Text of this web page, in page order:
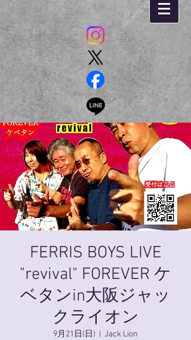
FERRIS BOYS LIVE
"revival" FOREVER ケ
ベタンin大阪ジャッ
クライオン
9月21日(日) Jack Lion